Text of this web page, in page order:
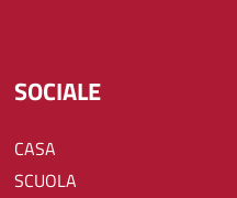
SOCIALE
CASA
SCUOLA